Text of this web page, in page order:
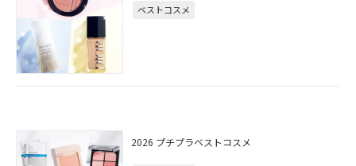
ベストコスメ
2026 プチプラベストコスメ